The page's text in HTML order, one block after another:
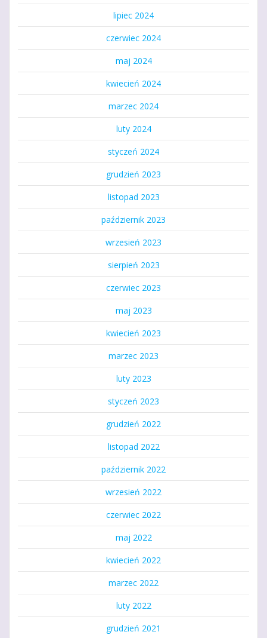
lipiec 2024
czerwiec 2024
maj 2024
kwiecień 2024
marzec 2024
luty 2024
styczeń 2024
grudzień 2023
listopad 2023
październik 2023
wrzesień 2023
sierpień 2023
czerwiec 2023
maj 2023
kwiecień 2023
marzec 2023
luty 2023
styczeń 2023
grudzień 2022
listopad 2022
październik 2022
wrzesień 2022
czerwiec 2022
maj 2022
kwiecień 2022
marzec 2022
luty 2022
grudzień 2021